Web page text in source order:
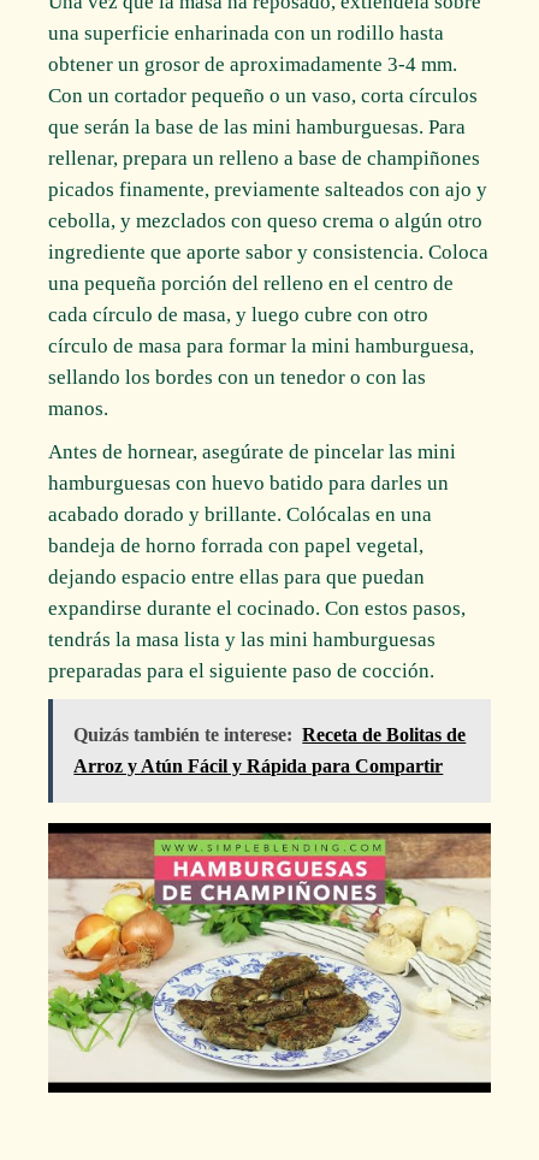
una superficie enharinada con un rodillo hasta
obtener un grosor de aproximadamente 3-4 mm.
Con un cortador pequeño o un vaso, corta círculos
que serán la base de las mini hamburguesas. Para
rellenar, prepara un relleno a base de champiñones
picados finamente, previamente salteados con ajo y
cebolla, y mezclados con queso crema o algún otro
ingrediente que aporte sabor y consistencia. Coloca
una pequeña porción del relleno en el centro de
cada círculo de masa, y luego cubre con otro
círculo de masa para formar la mini hamburguesa,
sellando los bordes con un tenedor o con las
manos.
Antes de hornear, asegúrate de pincelar las mini
hamburguesas con huevo batido para darles un
acabado dorado y brillante. Colócalas en una
bandeja de horno forrada con papel vegetal,
dejando espacio entre ellas para que puedan
expandirse durante el cocinado. Con estos pasos,
tendrás la masa lista y las mini hamburguesas
preparadas para el siguiente paso de cocción.
Quizás también te interese: Receta de Bolitas de
Arroz y Atún Fácil y Rápida para Compartir